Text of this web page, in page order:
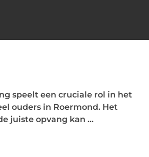
speelt een cruciale rol in het
ouders in Roermond. Het
juiste opvang kan ...